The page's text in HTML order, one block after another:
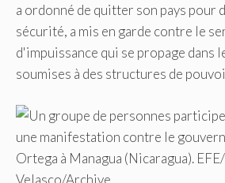
a ordonné de quitter son pays pour
sécurité, a mis en garde contre le
d'impuissance qui se propage dans
soumises à des structures de